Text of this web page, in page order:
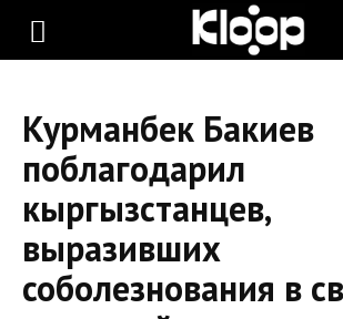
KLOOP.KG
Новости
Кыргызстана
Курманбек Бакиев
поблагодарил
кыргызстанцев,
выразивших
соболезнования в